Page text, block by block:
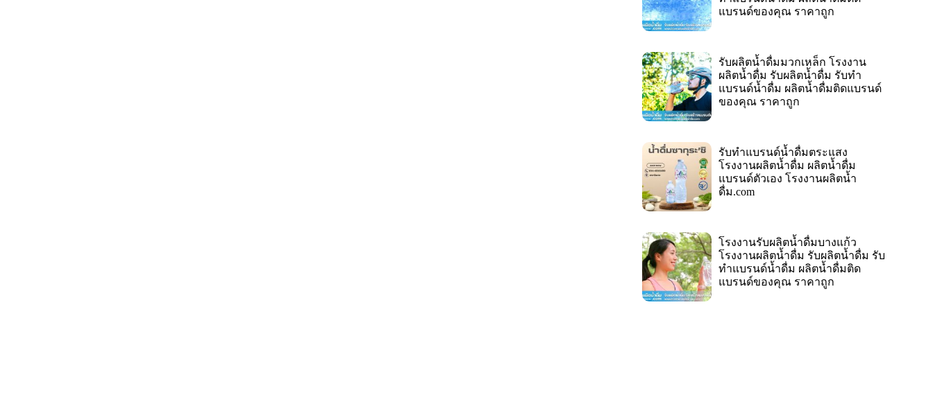
แบรนด์ของคุณ ราคาถูก
รับผลิตน้ำดื่มมวกเหล็ก โรงงาน
ผลิตน้ำดื่ม รับผลิตน้ำดื่ม รับทำ
แบรนด์น้ำดื่ม ผลิตน้ำดื่มติดแบรนด์
ของคุณ ราคาถูก
รับทำแบรนด์น้ำดื่มตระแสง
โรงงานผลิตน้ำดื่ม ผลิตน้ำดื่ม
แบรนด์ตัวเอง โรงงานผลิตน้ำ
ดื่ม.com
โรงงานรับผลิตน้ำดื่มบางแก้ว
โรงงานผลิตน้ำดื่ม รับผลิตน้ำดื่ม รับ
ทำแบรนด์น้ำดื่ม ผลิตน้ำดื่มติด
แบรนด์ของคุณ ราคาถูก